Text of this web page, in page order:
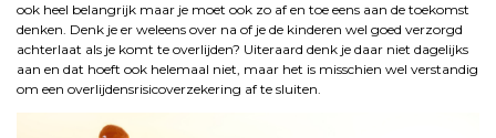
ook heel belangrijk maar je moet ook zo af en toe eens aan de toekomst
denken. Denk je er weleens over na of je de kinderen wel goed verzorgd
achterlaat als je komt te overlijden? Uiteraard denk je daar niet dagelijks
aan en dat hoeft ook helemaal niet, maar het is misschien wel verstandig
om een overlijdensrisicoverzekering af te sluiten.